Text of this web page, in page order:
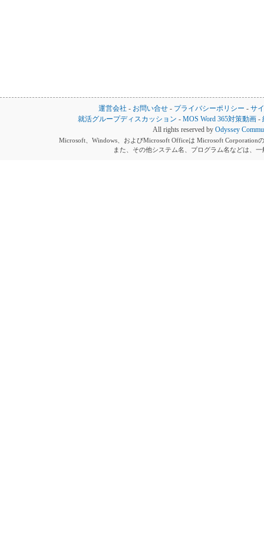
運営会社 - お問い合せ - プライバシーポリシー - サ
就活グループディスカッション -MOS Word 365対策動画 -
All rights reserved by Odyssey
Microsoft、Windows、およびMicrosoft Officeは Microsoft Corporation
また、その他システム名、プログラム名などは、